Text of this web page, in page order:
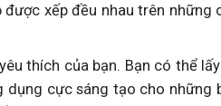
xếp đều nhau trên những
thích của bạn. Bạn có thể
cực sáng tạo cho những